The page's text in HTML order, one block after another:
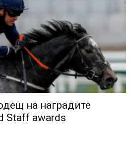
на наградите
Staff awards